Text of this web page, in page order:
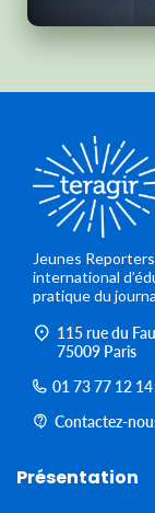
Jeunes
international
pratique du
115 rue du
75009 Paris
01 73 77 12 14
Contactez-
Présentation